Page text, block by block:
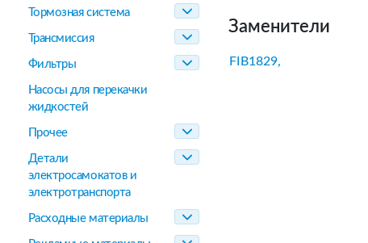
Тормозная система
Трансмиссия
Фильтры
Насосы для перекачки
жидкостей
Прочее
Детали
электросамокатов и
электротранспорта
Расходные материалы
Заменители
FIB1829,